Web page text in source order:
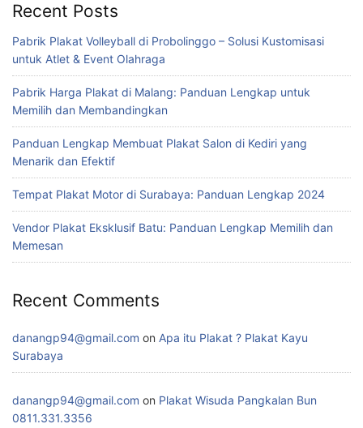
Recent Posts
Pabrik Plakat Volleyball di Probolinggo – Solusi Kustomisasi
untuk Atlet & Event Olahraga
Pabrik Harga Plakat di Malang: Panduan Lengkap untuk
Memilih dan Membandingkan
Panduan Lengkap Membuat Plakat Salon di Kediri yang
Menarik dan Efektif
Tempat Plakat Motor di Surabaya: Panduan Lengkap 2024
Vendor Plakat Eksklusif Batu: Panduan Lengkap Memilih dan
Memesan
Recent Comments
danangp94@gmail.com on Apa itu Plakat ? Plakat Kayu
Surabaya
danangp94@gmail.com on Plakat Wisuda Pangkalan Bun
0811.331.3356